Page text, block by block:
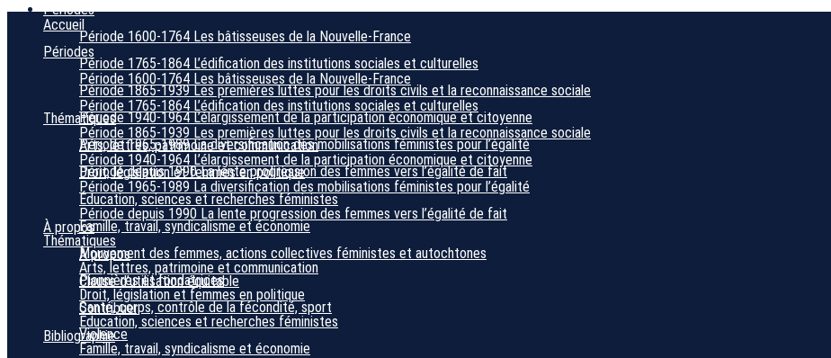
Périodes
Période 1600-1764 Les bâtisseuses de la Nouvelle-France
Période 1765-1864 L’édification des institutions sociales et culturelles
Période 1865-1939Les premières luttes pour les droits civils et la reconnaissance sociale
Période 1940-1964L’élargissement de la participation économique et citoyenne
Période 1965-1989La diversification des mobilisations féministes pour l’égalité
Période depuis 1990La lente progression des femmes vers l’égalité de fait
Thématiques
Arts, lettres, patrimoine et communication
Droit, législation et femmes en politique
Éducation, sciences et recherches féministes
Famille, travail, syndicalisme et économie
Mouvement des femmes, actions collectives féministes et autochtones
Pionnières et fondatrices
Santé, corps, contrôle de la fécondité, sport
Violence
À propos
À propos
Clause d’utilisation équitable
Contribuer
Bibliographie
Accueil
Périodes
Période 1600-1764 Les bâtisseuses de la Nouvelle-France
Période 1765-1864 L’édification des institutions sociales et culturelles
Période 1865-1939 Les premières luttes pour les droits civils et la reconnaissance sociale
Période 1940-1964 L’élargissement de la participation économique et citoyenne
Période 1965-1989 La diversification des mobilisations féministes pour l’égalité
Période depuis 1990 La lente progression des femmes vers l’égalité de fait
Thématiques
Arts, lettres, patrimoine et communication
Droit, législation et femmes en politique
Éducation, sciences et recherches féministes
Famille, travail, syndicalisme et économie